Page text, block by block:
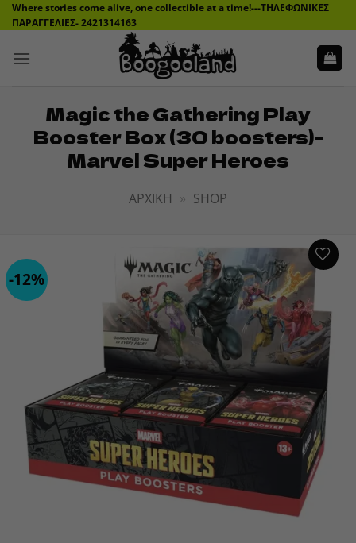
Μετάβαση
στο
Where stories come alive, one collectible at a time!---ΤΗΛΕΦΩΝΙΚΕΣ
ΠΑΡΑΓΓΕΛΙΕΣ- 2421314163
Magic the Gathering Play
Booster Box (30 boosters)-
Marvel Super Heroes
ΑΡΧΙΚΉ » SHOP
-12%
ADD TO
WISHLIST